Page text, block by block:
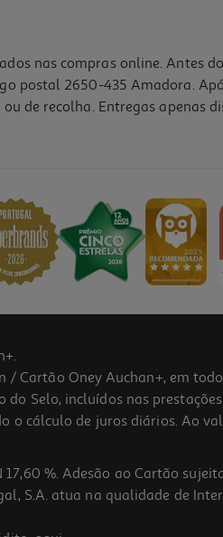
nas compras online. Antes
postal 2650-435 Amadora.
de recolha. Entregas
Cartão Oney Auchan+, em
Selo, incluídos nas
cálculo de juros diários. Ao
%. Adesão ao Cartão
S.A. atua na qualidade de